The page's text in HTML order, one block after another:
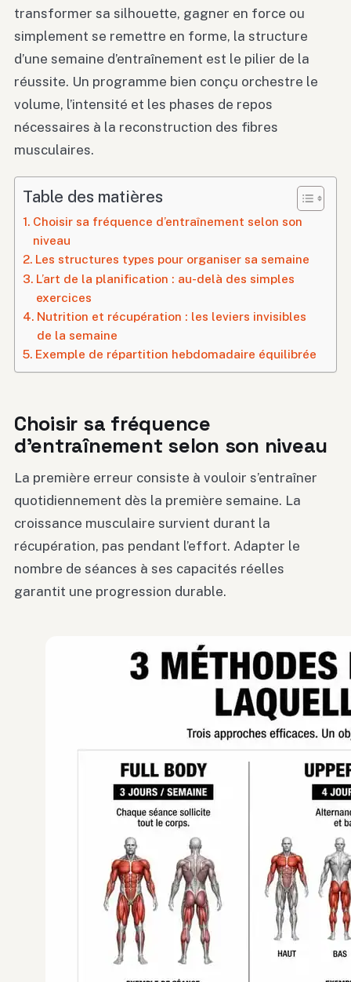
transformer sa silhouette, gagner en force ou
simplement se remettre en forme, la structure
d’une semaine d’entraînement est le pilier de la
réussite. Un programme bien conçu orchestre le
volume, l’intensité et les phases de repos
nécessaires à la reconstruction des fibres
musculaires.
Table des matières
Choisir sa fréquence d’entraînement selon son
niveau
Les structures types pour organiser sa semaine
L’art de la planification : au-delà des simples
exercices
Nutrition et récupération : les leviers invisibles
de la semaine
Exemple de répartition hebdomadaire équilibrée
Choisir sa fréquence
d’entraînement selon son niveau
La première erreur consiste à vouloir s’entraîner
quotidiennement dès la première semaine. La
croissance musculaire survient durant la
récupération, pas pendant l’effort. Adapter le
nombre de séances à ses capacités réelles
garantit une progression durable.